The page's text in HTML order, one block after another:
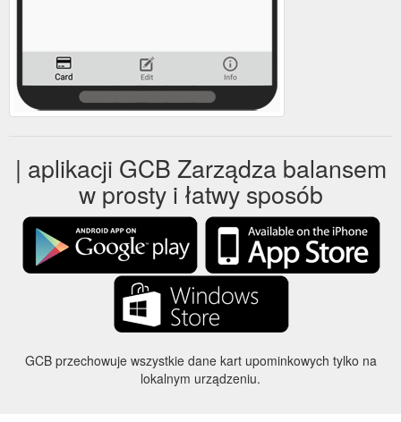
| aplikacji GCB Zarządza balansem
w prosty i łatwy sposób
GCB przechowuje wszystkie dane kart upominkowych tylko na
lokalnym urządzeniu.